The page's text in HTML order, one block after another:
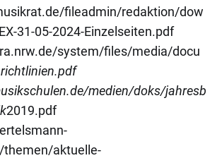
fileadmin/redaktion/dow
31-05-2024-Einzelseiten.pdf
system/files/media/docu
richtlinien.pdf
medien/doks/jahresb
2019.pdf
aktuelle-